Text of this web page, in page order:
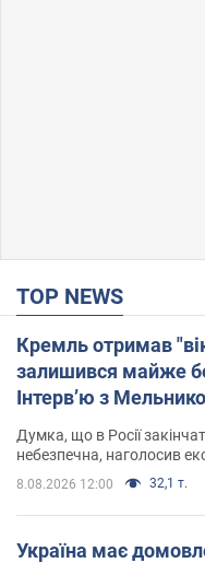
TOP NEWS
Кремль отримав
залишився майже
Інтерв’ю з
Думка, що в Росії
небезпечна, наголосив
8.08.2026 12:00 32,1 т.
Україна має